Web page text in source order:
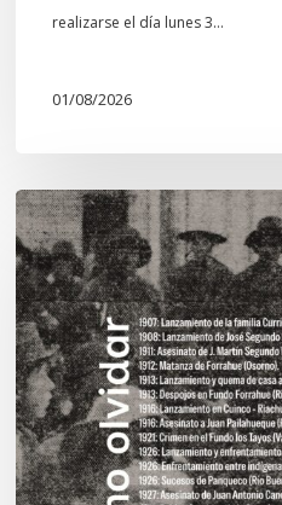
realizarse el día lunes 3…
01/08/2026
Chawrakawin:
Palimpsesto
explora
a
través
del
arte
las